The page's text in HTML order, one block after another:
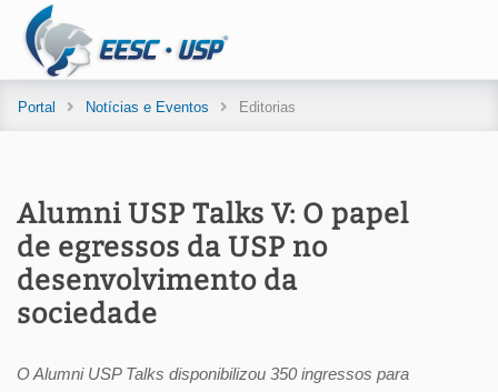
Portal Notícias e Eventos Editorias
Alumni USP Talks V: O papel
de egressos da USP no
desenvolvimento da
sociedade
O Alumni USP Talks disponibilizou 350 ingressos para